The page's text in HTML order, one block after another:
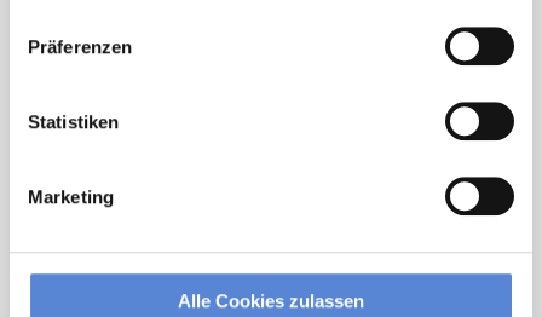
Präferenzen
Statistiken
Marketing
Alle Cookies zulassen
helfe Ihnen gerne weiter!
Jetzt zur kostenlosen Stellenanfrage
Fax: +49 (0) 521 / 911 730 31
hallo@deutscherhausarztservice.de